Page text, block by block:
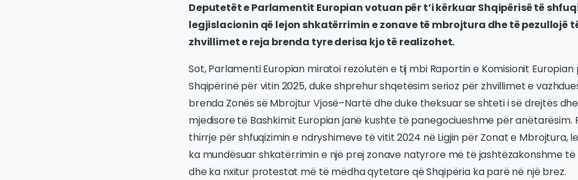
Deputetët e Parlamentit Europian votuan për t’i kërkuar Shqipërisë të
legjislacionin që lejon shkatërrimin e zonave të mbrojtura dhe të pezullojë
zhvillimet e reja brenda tyre derisa kjo të realizohet.
Sot, Parlamenti Europian miratoi rezolutën e tij mbi Raportin e Komisionit Europian
Shqipërinë për vitin 2025, duke shprehur shqetësim serioz për zhvillimet e
brenda Zonës së Mbrojtur Vjosë–Nartë dhe duke theksuar se shteti i së drejtës
mjedisore të Bashkimit Europian janë kushte të panegociueshme për anëtarësim.
thirrje për shfuqizimin e ndryshimeve të vitit 2024 në Ligjin për Zonat e Mbrojtura,
ka mundësuar shkatërrimin e një prej zonave natyrore më të jashtëzakonshme të
dhe ka nxitur protestat më të mëdha qytetare që Shqipëria ka parë në një brez.